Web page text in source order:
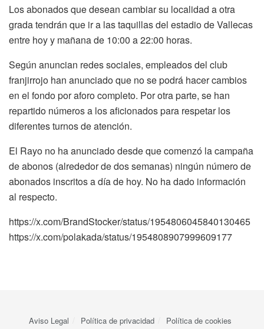
Los abonados que desean cambiar su localidad a otra
grada tendrán que ir a las taquillas del estadio de Vallecas
entre hoy y mañana de 10:00 a 22:00 horas.
Según anuncian redes sociales, empleados del club
franjirrojo han anunciado que no se podrá hacer cambios
en el fondo por aforo completo. Por otra parte, se han
repartido números a los aficionados para respetar los
diferentes turnos de atención.
El Rayo no ha anunciado desde que comenzó la campaña
de abonos (alrededor de dos semanas) ningún número de
abonados inscritos a día de hoy. No ha dado información
al respecto.
https://x.com/BrandStocker/status/1954806045840130465
https://x.com/polakada/status/1954808907999609177
Aviso Legal Política de privacidad Política de cookies